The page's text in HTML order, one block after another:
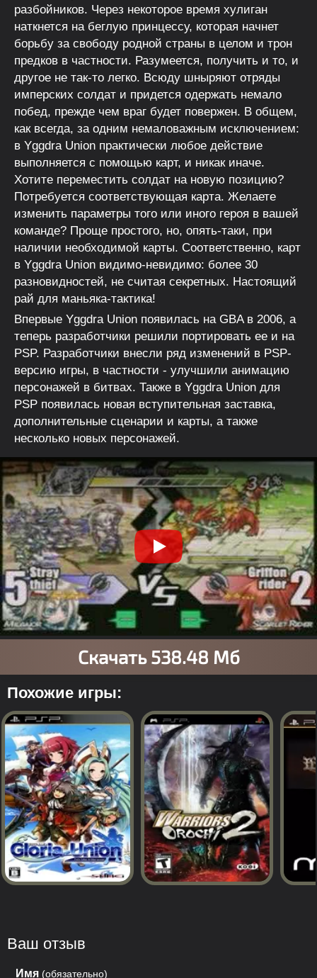
разбойников. Через некоторое время хулиган
наткнется на беглую принцессу, которая начнет
борьбу за свободу родной страны в целом и трон
предков в частности. Разумеется, получить и то, и
другое не так-то легко. Всюду шныряют отряды
имперских солдат и придется одержать немало
побед, прежде чем враг будет повержен. В общем,
как всегда, за одним немаловажным исключением:
в Yggdra Union практически любое действие
выполняется с помощью карт, и никак иначе.
Хотите переместить солдат на новую позицию?
Потребуется соответствующая карта. Желаете
изменить параметры того или иного героя в вашей
команде? Проще простого, но, опять-таки, при
наличии необходимой карты. Соответственно, карт
в Yggdra Union видимо-невидимо: более 30
разновидностей, не считая секретных. Настоящий
рай для маньяка-тактика!
Впервые Yggdra Union появилась на GBA в 2006, а
теперь разработчики решили портировать ее и на
PSP. Разработчики внесли ряд изменений в PSP-
версию игры, в частности - улучшили анимацию
персонажей в битвах. Также в Yggdra Union для
PSP появилась новая вступительная заставка,
дополнительные сценарии и карты, а также
несколько новых персонажей.
Похожие игры:
Ваш отзыв
Имя (обязательно)